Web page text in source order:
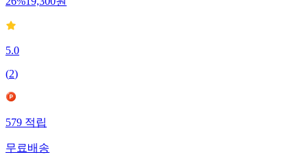
26%19,300원
5.0
(2)
579적립
무료배송